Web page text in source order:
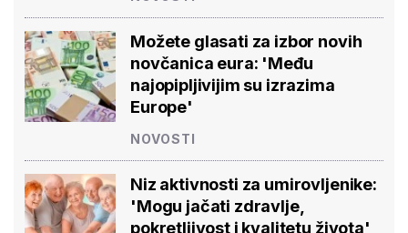
Možete glasati za izbor novih
novčanica eura: 'Među
najopipljivijim su izrazima
Europe'
NOVOSTI
Niz aktivnosti za umirovljenike:
'Mogu jačati zdravlje,
pokretljivost i kvalitetu života'